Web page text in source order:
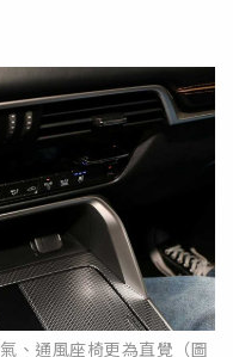
、通風座椅更為直覺（圖